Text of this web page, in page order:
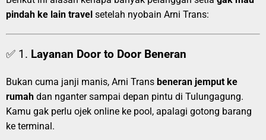
pindah ke lain travel setelah nyobain Arni Trans:
✅ 1. Layanan Door to Door Beneran
Bukan cuma janji manis, Arni Trans beneran jemput ke
rumah dan nganter sampai depan pintu di Tulungagung.
Kamu gak perlu ojek online ke pool, apalagi gotong barang
ke terminal.